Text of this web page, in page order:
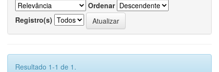
Ordenar
Registro(s)
Resultado 1-1 de 1.